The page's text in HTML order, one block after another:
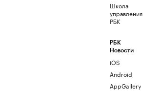
Школа
управления
РБК
РБК
Новости
iOS
Android
AppGallery